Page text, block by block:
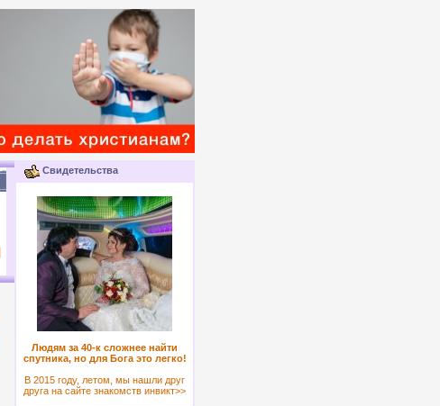
Свидетельства
Людям за 40-к сложнее найти
спутника, но для Бога это легко!
В 2015 году, летом, мы нашли друг
друга на сайте знакомств инвикт>>